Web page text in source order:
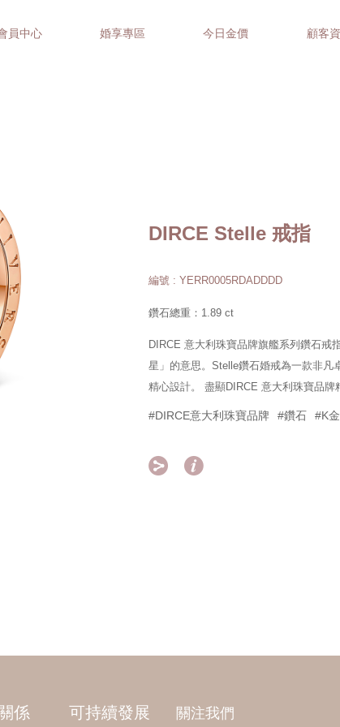
員中心 婚享專區 今日金價 顧客
DIRCE Stelle 戒指
編號 : YERR0005RDADDDD
鑽石總重：1.89 ct
DIRCE 意大利珠寶品牌旗艦系列鑽石戒
星」的意思。Stelle鑽石婚戒為一款非凡
精心設計。 盡顯DIRCE 意大利珠寶品牌
#DIRCE意大利珠寶品牌 #鑽石 #K金
 
係 可持續發展 關注我們